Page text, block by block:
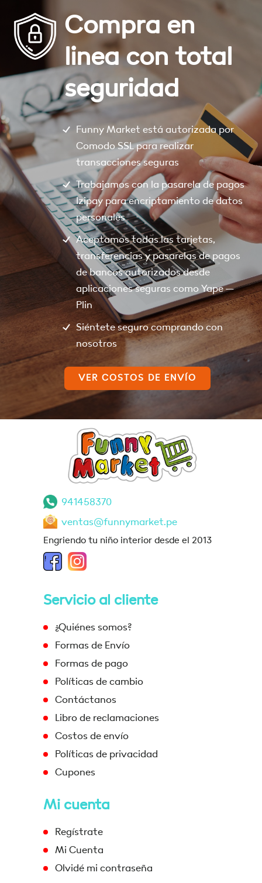
Compra en
linea con total
seguridad
Funny Market está autorizada por
Comodo SSL para realizar
transacciones seguras
Trabajamos con la pasarela de pagos
Izipay para encriptamiento de datos
personales
Aceptamos todas las tarjetas,
transferencias y pasarelas de pagos
de bancos autorizados desde
aplicaciones seguras como Yape –
Plin
Siéntete seguro comprando con
nosotros
VER COSTOS DE ENVÍO
941458370
ventas@funnymarket.pe
Engriendo tu niño interior desde el 2013
Servicio al cliente
¿Quiénes somos?
Formas de Envío
Formas de pago
Políticas de cambio
Contáctanos
Libro de reclamaciones
Costos de envío
Políticas de privacidad
Cupones
Mi cuenta
Regístrate
Mi Cuenta
Olvidé mi contraseña